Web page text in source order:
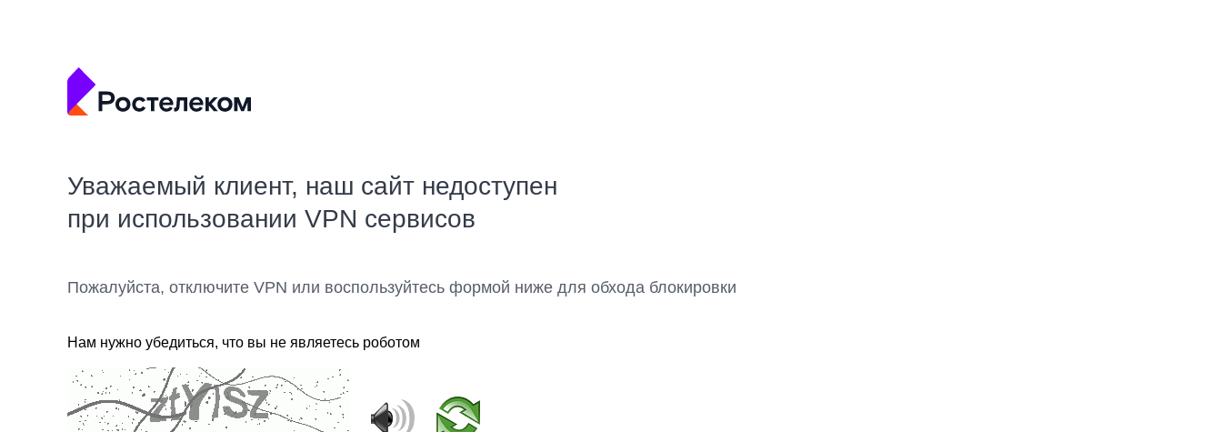
Уважаемый клиент, наш сайт недоступен
при использовании VPN сервисов
Пожалуйста, отключите VPN или воспользуйтесь формой ниже для обхода блокировки
Нам нужно убедиться, что вы не являетесь роботом